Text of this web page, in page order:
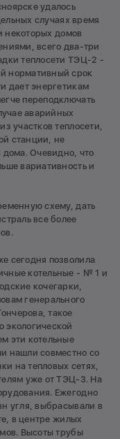
удалось
случаях время
некоторых домов
всего два-три
теплосети ТЭЦ-2 -
нормативный срок
дает энергетикам
переподключать
аварийных
участков теплосети,
станции, не
дома. Очевидно, что
вариативность и
схему, дать
все более
сегодня позволила
котельные - № 1 и
кочегарки,
генерального
такое
экологической
эти котельные
нашли совместно со
на тепловых сетях,
уже от ТЭЦ-3. На
Ежегодно
угля, выбрасывали в
в центре жилых
Высоты трубы